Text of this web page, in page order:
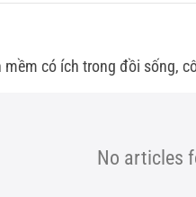
có ích trong đồi sống,
No articles